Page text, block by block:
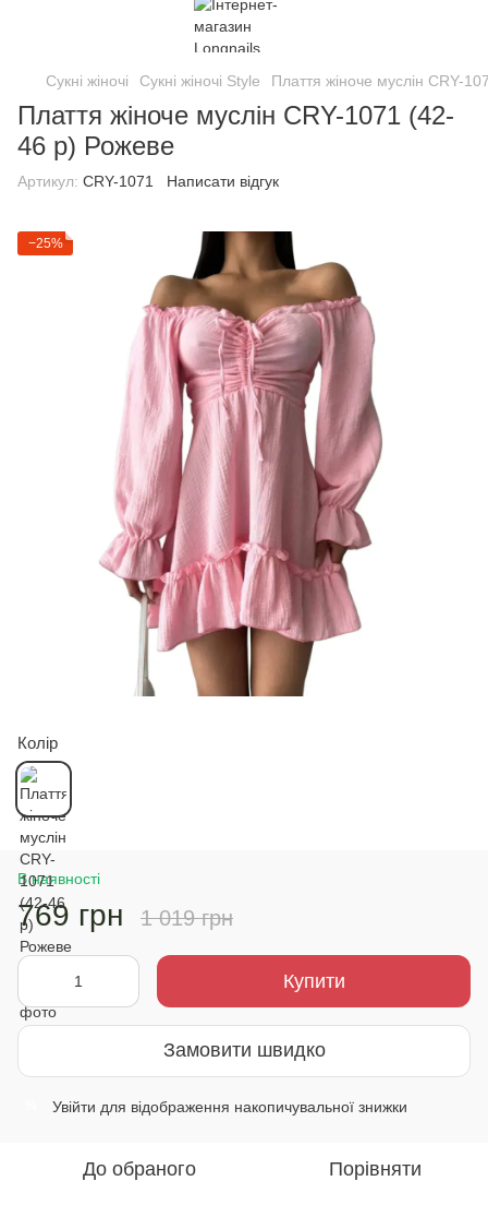
Сукні жіночі Сукні жіночі Style Плаття жіноче муслін CRY-
Плаття жіноче муслін CRY-1071 (42-
46 р) Рожеве
Артикул: CRY-1071 Написати відгук
−25%
Колір
В наявності
769 грн 1 019 грн
Купити
Замовити швидко
Увійти для відображення накопичувальної знижки
До обраного Порівняти